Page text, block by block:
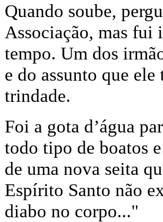
Quando soube,
Associação, mas fui
tempo. Um dos
e do assunto que
trindade.
Foi a gota d’água
todo tipo de boatos
de uma nova seita
Espírito Santo não
diabo no corpo..."